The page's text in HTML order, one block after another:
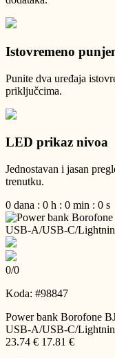
Istovremeno
Punite dva uređaja
priključcima.
LED prikaz nivoa
Jednostavan i jasan
trenutku.
0 dana : 0 h : 0 min : 0 s
0/0
Koda: #98847
Power bank Borofone
USB-A/USB-C/
23.74 € 17.81 €